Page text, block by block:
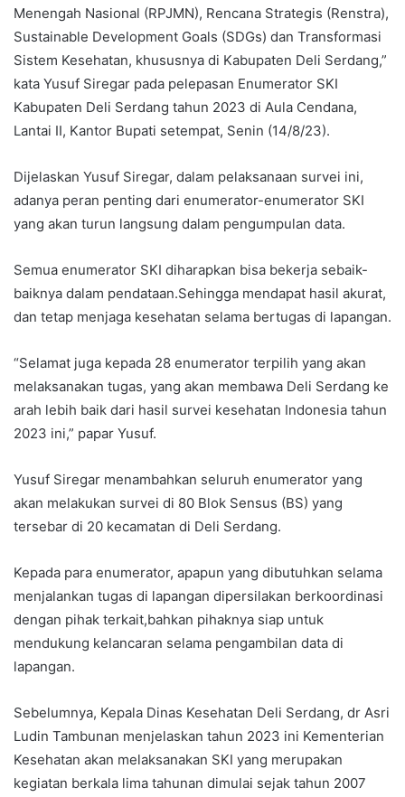
Menengah Nasional (RPJMN), Rencana Strategis (Renstra),
Sustainable Development Goals (SDGs) dan Transformasi
Sistem Kesehatan, khususnya di Kabupaten Deli Serdang,”
kata Yusuf Siregar pada pelepasan Enumerator SKI
Kabupaten Deli Serdang tahun 2023 di Aula Cendana,
Lantai II, Kantor Bupati setempat, Senin (14/8/23).
Dijelaskan Yusuf Siregar, dalam pelaksanaan survei ini,
adanya peran penting dari enumerator-enumerator SKI
yang akan turun langsung dalam pengumpulan data.
Semua enumerator SKI diharapkan bisa bekerja sebaik-
baiknya dalam pendataan.Sehingga mendapat hasil akurat,
dan tetap menjaga kesehatan selama bertugas di lapangan.
“Selamat juga kepada 28 enumerator terpilih yang akan
melaksanakan tugas, yang akan membawa Deli Serdang ke
arah lebih baik dari hasil survei kesehatan Indonesia tahun
2023 ini,” papar Yusuf.
Yusuf Siregar menambahkan seluruh enumerator yang
akan melakukan survei di 80 Blok Sensus (BS) yang
tersebar di 20 kecamatan di Deli Serdang.
Kepada para enumerator, apapun yang dibutuhkan selama
menjalankan tugas di lapangan dipersilakan berkoordinasi
dengan pihak terkait,bahkan pihaknya siap untuk
mendukung kelancaran selama pengambilan data di
lapangan.
Sebelumnya, Kepala Dinas Kesehatan Deli Serdang, dr Asri
Ludin Tambunan menjelaskan tahun 2023 ini Kementerian
Kesehatan akan melaksanakan SKI yang merupakan
kegiatan berkala lima tahunan dimulai sejak tahun 2007